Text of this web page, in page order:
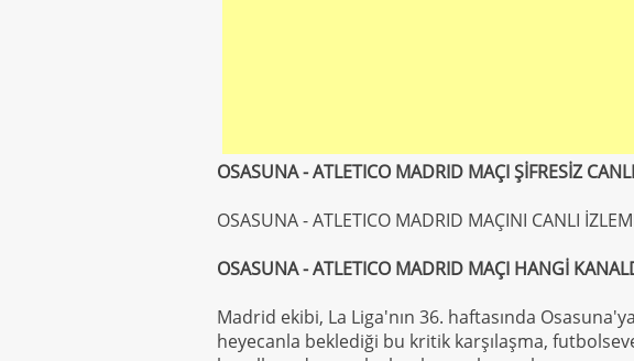
OSASUNA - ATLETICO MADRID MAÇI ŞİFRESİZ
OSASUNA - ATLETICO MADRID MAÇINI CANLI
OSASUNA - ATLETICO MADRID MAÇI HANGİ
Madrid ekibi, La Liga'nın 36. haftasında
heyecanla beklediği bu kritik karşılaşma,